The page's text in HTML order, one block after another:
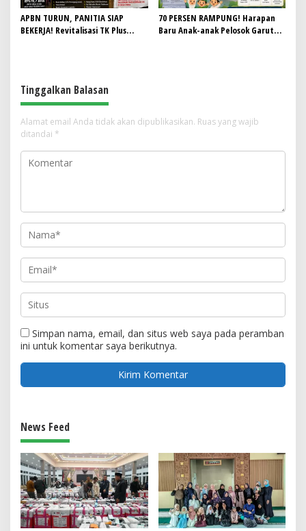
APBN TURUN, PANITIA SIAP
BEKERJA! Revitalisasi TK Plus
70 PERSEN RAMPUNG! Harapan
Baru Anak-anak Pelosok Garut
Tinggalkan Balasan
Alamat email Anda tidak akan dipublikasikan. Ruas yang wajib
ditandai *
Simpan nama, email, dan situs web saya pada peramban
ini untuk komentar saya berikutnya.
News Feed